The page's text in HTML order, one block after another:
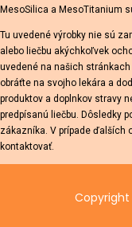
MesoSilica a MesoTitanium
Tu uvedené výrobky nie sú
alebo liečbu akýchkoľvek
uvedené na našich
obráťte na svojho lekára a
produktov a doplnkov stravy
predpísanú liečbu. Dôsledky
zákazníka. V prípade ďalších
kontaktovať.
Copyright